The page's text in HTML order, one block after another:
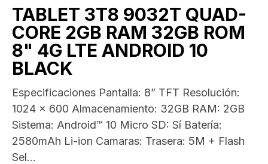
TABLET 3T8 9032T QUAD-
CORE 2GB RAM 32GB ROM
8" 4G LTE ANDROID 10
BLACK
Especificaciones Pantalla: 8” TFT Resolución:
1024 x 600 Almacenamiento: 32GB RAM: 2GB
Sistema: Android™ 10 Micro SD: Sí Batería:
2580mAh Li-ion Camaras: Trasera: 5M + Flash
Sel...